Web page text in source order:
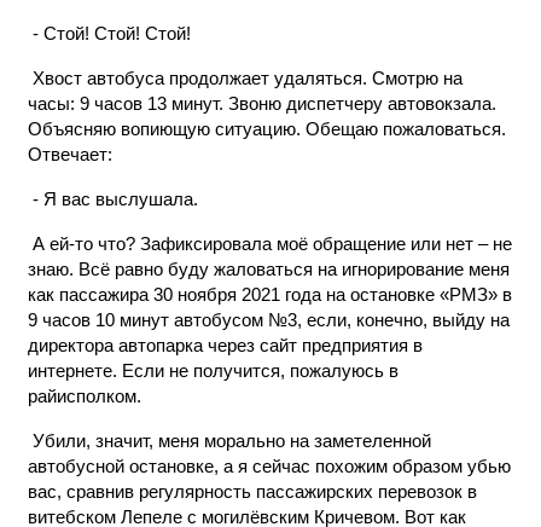
- Стой! Стой! Стой!
Хвост автобуса продолжает удаляться. Смотрю на
часы: 9 часов 13 минут. Звоню диспетчеру автовокзала.
Объясняю вопиющую ситуацию. Обещаю пожаловаться.
Отвечает:
- Я вас выслушала.
А ей-то что? Зафиксировала моё обращение или нет – не
знаю. Всё равно буду жаловаться на игнорирование меня
как пассажира 30 ноября 2021 года на остановке «РМЗ» в
9 часов 10 минут автобусом №3, если, конечно, выйду на
директора автопарка через сайт предприятия в
интернете. Если не получится, пожалуюсь в
райисполком.
Убили, значит, меня морально на заметеленной
автобусной остановке, а я сейчас похожим образом убью
вас, сравнив регулярность пассажирских перевозок в
витебском Лепеле с могилёвским Кричевом. Вот как